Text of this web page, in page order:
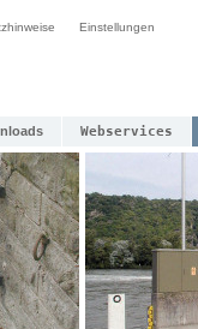
Einstellungen
Webservices